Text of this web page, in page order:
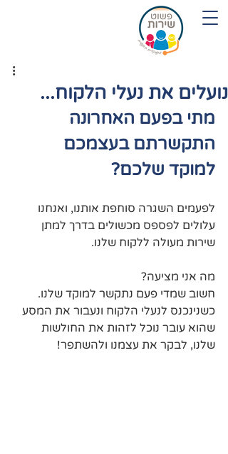
נועלים את נעלי הלקוח...
מתי בפעם האחרונה
התקשרתם בעצמכם
למוקד שלכם?
לפעמים השגרה סוחפת אותנו, ואנחנו
עלולים לפספס מכשולים בדרך למתן
שירות מעולה ללקוח שלנו.
מה אני מציעה?
חשוב שמדי פעם נתקשר למוקד שלנו.
כשנינכנס לנעלי הלקוח ונעבור את המסע
שהוא עובר נוכל לזהות את החולשות
שלנו, לבקר את עצמנו ולהשתפר!